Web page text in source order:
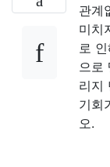
관계
미치
로
으로
리지
기회
오.